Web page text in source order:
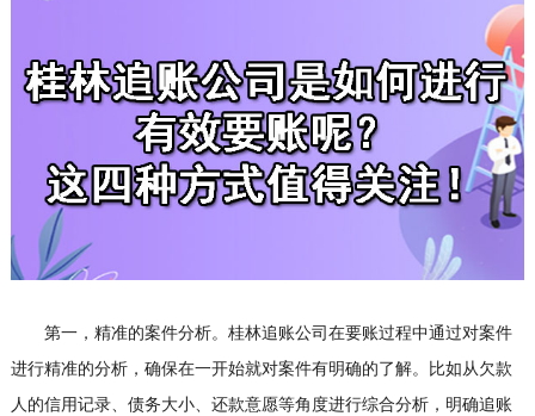
第一，精准的案件分析。桂林追账公司在要账过程中通过对案件
进行精准的分析，确保在一开始就对案件有明确的了解。比如从欠款
人的信用记录、债务大小、还款意愿等角度进行综合分析，明确追账